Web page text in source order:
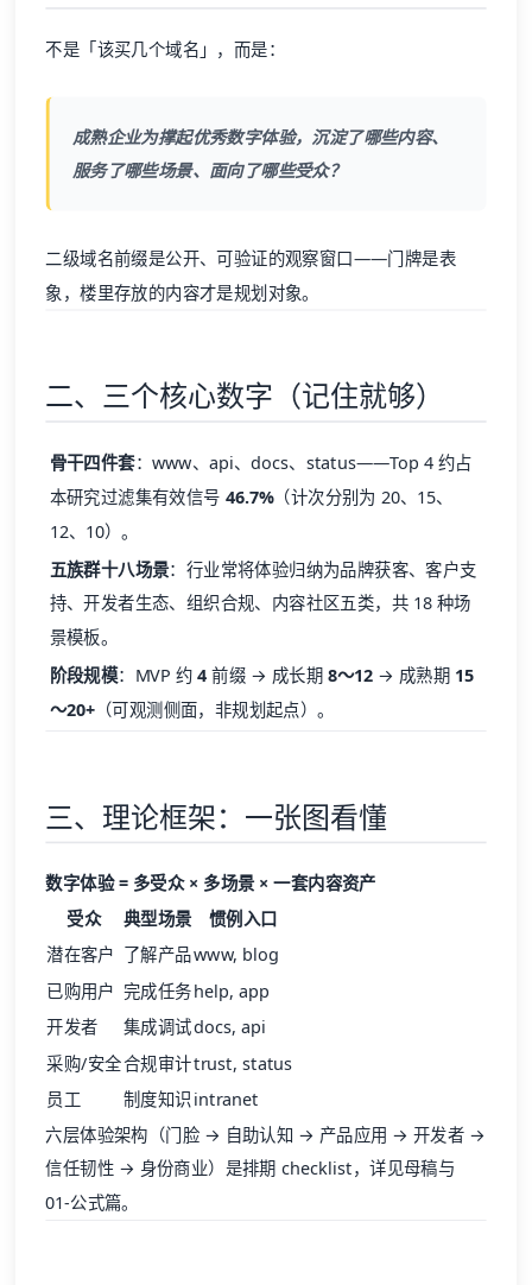
不是「该买几个域名」，而是：
成熟企业为撑起优秀数字体验，沉淀了哪些内容、
服务了哪些场景、面向了哪些受众？
二级域名前缀是公开、可验证的观察窗口——门牌是表
象，楼里存放的内容才是规划对象。
二、三个核心数字（记住就够）
骨干四件套：www、api、docs、status——Top 4 约占
本研究过滤集有效信号 46.7%（计次分别为 20、15、
12、10）。
五族群十八场景：行业常将体验归纳为品牌获客、客户支
持、开发者生态、组织合规、内容社区五类，共 18 种场
景模板。
阶段规模：MVP 约4 前缀 → 成长期 8～12 → 成熟期 15
～20+ （可观测侧面，非规划起点）。
三、理论框架：一张图看懂
数字体验 = 多受众 × 多场景 × 一套内容资产
受众
典型场景
惯例入口
潜在客户 了解产品www, blog
已购用户 完成任务help, app
开发者 集成调试docs, api
采购/安全合规审计trust, status
员工
制度知识 intranet
六层体验架构（门脸 → 自助认知 → 产品应用 → 开发者 →
信任韧性 → 身份商业）是排期 checklist，详见母稿与
01-公式篇。